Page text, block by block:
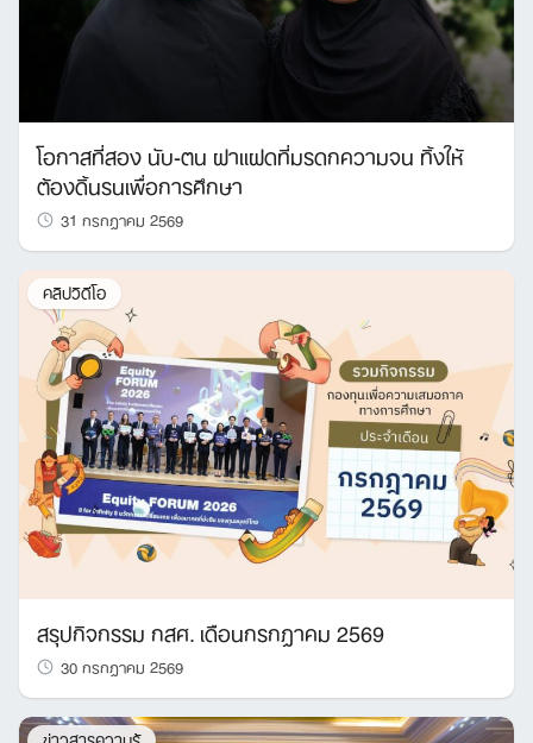
โอกาสที่สอง นับ-ตน ฝาแฝดที่มรดกความจน ทิ้งให้
ต้องดิ้นรนเพื่อการศึกษา
31 กรกฎาคม 2569
คลิปวิดีโอ
สรุปกิจกรรม กสศ. เดือนกรกฎาคม 2569
30 กรกฎาคม 2569